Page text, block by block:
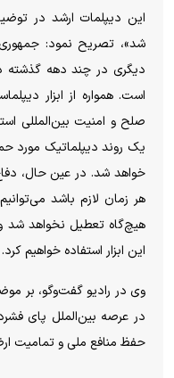
این دیپلمات ارشد در
شد»، تصریح نمود:
دیگری در چند دهه گذشته
است. همواره از ابزار
صلح و امنیت بین‌المللی
یک روند دیپلماتیک مورد
خواهد شد. در عین حال،
هر زمان لازم باشد
هیچ‌گاه تعطیل نخواهد شد و
این ابزار استفاده خواهیم کرد.
وی در رادیو گفت‌و‌گو، بر
در عرصه بین‌الملل پای
حفظ منافع ملی و تمامیت